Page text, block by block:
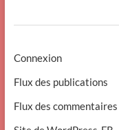
Connexion
Flux des publications
Flux des commentaires